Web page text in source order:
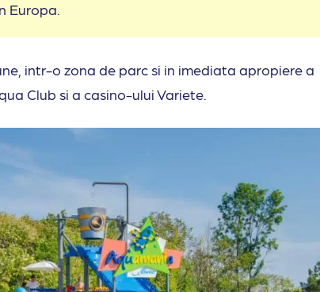
Europa.
intr-o zona de parc si in imediata apropiere a
Club si a casino-ului Variete.